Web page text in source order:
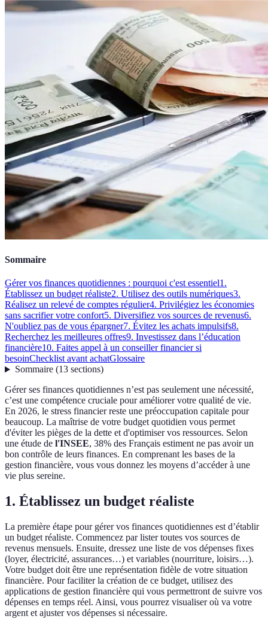
Sommaire
Gérer vos finances quotidiennes : pourquoi c'est essentiel1.
Établissez un budget réaliste2. Utilisez des outils numériques3.
Réalisez un relevé de comptes régulier4. Privilégiez les économies
sans sacrifier votre confort5. Diversifiez vos sources de revenus6.
N'oubliez pas de vous épargner7. Évitez les achats impulsifs8.
Recherchez les meilleures offres9. Investissez dans l’éducation
financière10. Faites appel à un conseiller financier si
besoinChecklist avant achatGlossaire
Sommaire(13 sections)
Gérer ses finances quotidiennes n’est pas seulement une nécessité,
c’est une compétence cruciale pour améliorer votre qualité de vie.
En 2026, le stress financier reste une préoccupation capitale pour
beaucoup. La maîtrise de votre budget quotidien vous permet
d'éviter les pièges de la dette et d'optimiser vos ressources. Selon
une étude de l'INSEE, 38% des Français estiment ne pas avoir un
bon contrôle de leurs finances. En comprenant les bases de la
gestion financière, vous vous donnez les moyens d’accéder à une
vie plus sereine.
1. Établissez un budget réaliste
La première étape pour gérer vos finances quotidiennes est d’établir
un budget réaliste. Commencez par lister toutes vos sources de
revenus mensuels. Ensuite, dressez une liste de vos dépenses fixes
(loyer, électricité, assurances…) et variables (nourriture, loisirs…).
Votre budget doit être une représentation fidèle de votre situation
financière. Pour faciliter la création de ce budget, utilisez des
applications de gestion financière qui vous permettront de suivre vos
dépenses en temps réel. Ainsi, vous pourrez visualiser où va votre
argent et ajuster vos dépenses si nécessaire.